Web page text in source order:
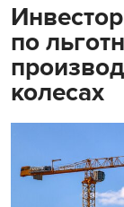
по
колесах